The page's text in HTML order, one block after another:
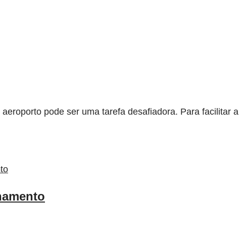
pode ser uma tarefa desafiadora. Para facilitar a